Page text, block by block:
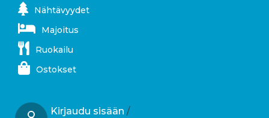
Nähtävyydet
Majoitus
Ruokailu
Ostokset
Kirjaudu sisään /